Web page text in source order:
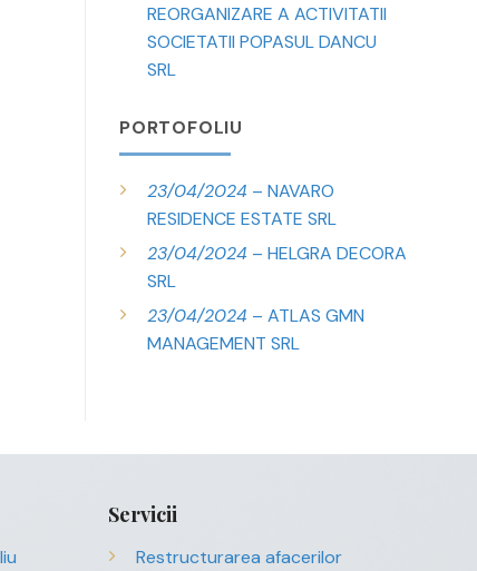
REORGANIZARE A ACTIVITATII
SOCIETATII POPASUL DANCU
SRL
PORTOFOLIU
23/04/2024 – NAVARO
RESIDENCE ESTATE SRL
23/04/2024 – HELGRA DECORA
SRL
23/04/2024 – ATLAS GMN
MANAGEMENT SRL
Servicii
Restructurarea afacerilor